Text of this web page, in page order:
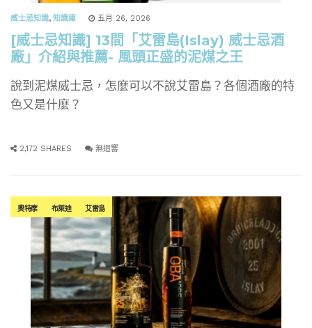
威士忌知識, 知識庫 五月 26, 2026
[威士忌知識] 13間「艾雷島(Islay) 威士忌酒
廠」介紹與推薦- 風頭正盛的泥煤之王
說到泥煤威士忌，怎麼可以不說艾雷島？各個酒廠的特
色又是什麼？
2,172 SHARES 無迴響
奧特摩 布萊迪 艾雷島